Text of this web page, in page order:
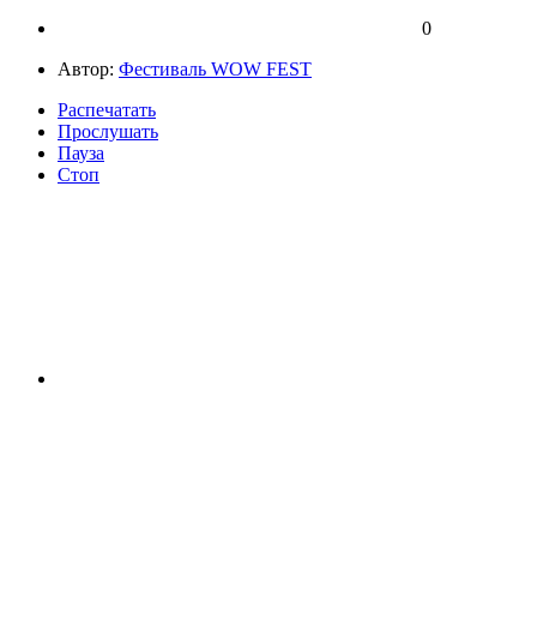
0
Автор: Фестиваль WOW FEST
Распечатать
Прослушать
Пауза
Стоп